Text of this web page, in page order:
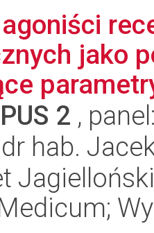
jako
2 ,
hab.